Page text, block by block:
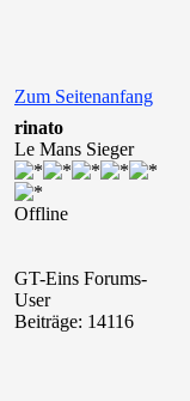
Zum Seitenanfang
rinato
Le Mans Sieger
Offline
GT-Eins Forums-
User
Beiträge: 14116